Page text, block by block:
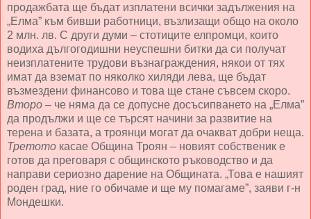
продажбата ще бъдат изплатени всички задължения на
„Елма” към бивши работници, възлизащи общо на около
2 млн. лв. С други думи – стотиците елпромци, които
водиха дългогодишни неуспешни битки да си получат
неизплатените трудови възнаграждения, някои от тях
имат да вземат по няколко хиляди лева, ще бъдат
възмездени финансово и това ще стане съвсем скоро.
Второ – че няма да се допусне досъсипването на „Елма”
да продължи и ще се търсят начини за развитие на
терена и базата, а троянци могат да очакват добри неща.
Третото касае Община Троян – новият собственик е
готов да преговаря с общинското ръководство и да
направи сериозно дарение на Общината. „Това е нашият
роден град, ние го обичаме и ще му помагаме”, заяви г-н
Мондешки.